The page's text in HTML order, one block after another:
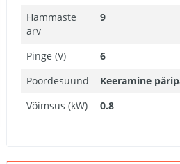
Hammaste
arv
9
Pinge (V)
6
Pöördesuund
Keeramine
Võimsus (kW)
0.8